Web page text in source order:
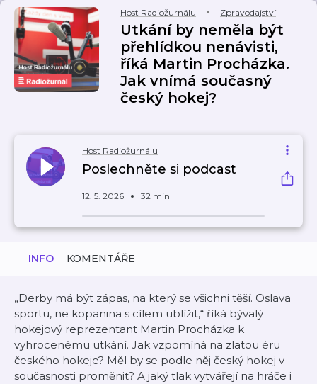
Host Radiožurnálu Zpravodajství
Utkání by neměla být
přehlídkou nenávisti,
říká Martin Procházka.
Jak vnímá současný
český hokej?
Host Radiožurnálu
Poslechněte si podcast
12. 5. 2026 32 min
INFO KOMENTÁŘE
„Derby má být zápas, na který se všichni těší. Oslava
sportu, ne kopanina s cílem ublížit,“ říká bývalý
hokejový reprezentant Martin Procházka k
vyhrocenému utkání. Jak vzpomíná na zlatou éru
českého hokeje? Měl by se podle něj český hokej v
současnosti proměnit? A jaký tlak vytvářejí na hráče i